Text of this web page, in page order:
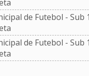
de Futebol - Sub
de Futebol - Sub